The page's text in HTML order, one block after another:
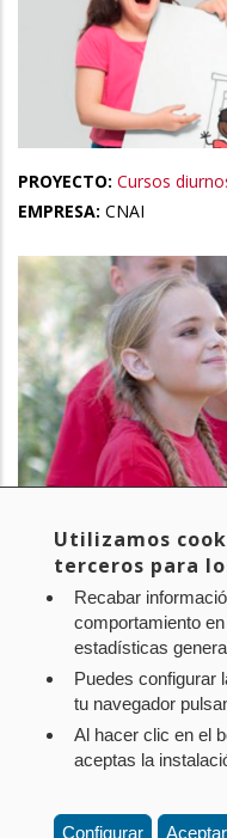
PROYECTO: Cursos
EMPRESA: CNAI
PROYECTO:English Week
EMPRESA:CNAI
Aviso legal Política de
Contacto: Paseo de
Utilizamos
terceros para
Recabar
comportamiento
estadísticas
Puedes configurar
tu navegador
Al hacer clic en el
aceptas la
Configurar